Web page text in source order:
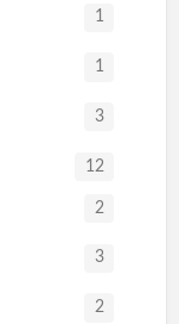
1
1
3
12
2
3
2